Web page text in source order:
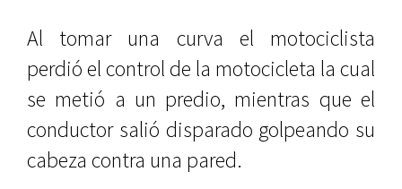
Al tomar una curva el motociclista
perdió el control de la motocicleta la cual
se metió a un predio, mientras que el
conductor salió disparado golpeando su
cabeza contra una pared.